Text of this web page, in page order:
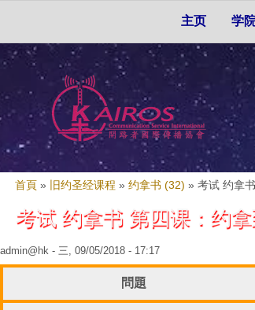
主页
学
您在這裡
首頁 » 旧约圣经课程 »约拿书 (32) »考试 约拿
考试 约拿书 第四课：约
admin@hk - 三, 09/05/2018 - 17:17
問題